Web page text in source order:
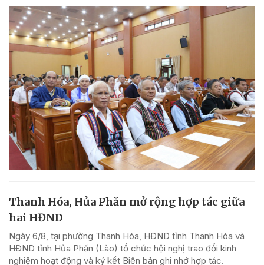
Thanh Hóa, Hủa Phăn mở rộng hợp tác giữa
hai HĐND
Ngày 6/8, tại phường Thanh Hóa, HĐND tỉnh Thanh Hóa và
HĐND tỉnh Hủa Phăn (Lào) tổ chức hội nghị trao đổi kinh
nghiệm hoạt động và ký kết Biên bản ghi nhớ hợp tác.